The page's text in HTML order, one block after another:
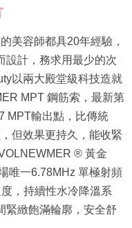
的美容師都具20年經驗，
設計，務求用最少的次
以兩大殿堂級科技造就
MPT 鋼筋索，最新第
MPT輸出點，比傳統
但效果更持久，能收緊
®️ 黃金
唯一6.78MHz 單極射頻
，持續性水冷降溫系
緊緻飽滿輪廓，安全舒